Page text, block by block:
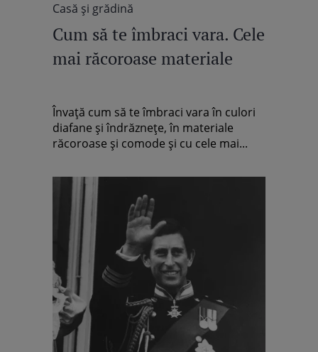
Casă şi grădină
Cum să te îmbraci vara. Cele
mai răcoroase materiale
Învață cum să te îmbraci vara în culori
diafane și îndrăznețe, în materiale
răcoroase și comode și cu cele mai...